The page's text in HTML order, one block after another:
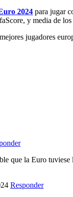
2024 para jugar
y media de
jugadores
que la Euro
Responder